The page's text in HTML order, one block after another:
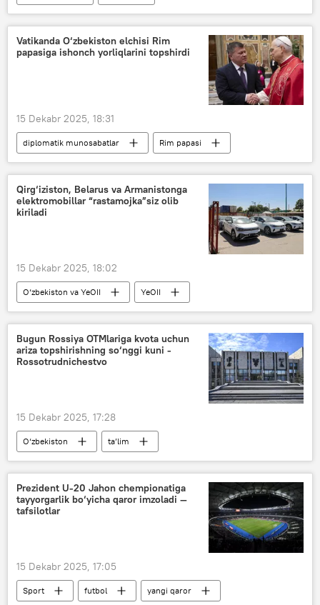
Milliy statistika qo‘mitasi
oliy ta’lim muassasalari
Multimedia
Vatikanda O‘zbekiston elchisi Rim
papasiga ishonch yorliqlarini topshirdi
15 Dekabr 2025, 18:31
diplomatik munosabatlar
Rim papasi
Siyosat
elchi Vatikan
Qirg‘iziston, Belarus va Armanistonga
elektromobillar “rastamojka”siz olib
kiriladi
15 Dekabr 2025, 18:02
O‘zbekiston va YeOII
YeOII
bojxona
bojxona boji
Elektr transporti
YeIK
gibrid avtomobillar
Iqtisod
Bugun Rossiya OTMlariga kvota uchun
ariza topshirishning so‘nggi kuni -
Rossotrudnichestvo
15 Dekabr 2025, 17:28
O‘zbekiston
ta’lim
oliy ta’lim muassasalari
Jamiyat
Rossotrudnichestvo
Prezident U-20 Jahon chempionatiga
tayyorgarlik bo‘yicha qaror imzoladi —
tafsilotlar
15 Dekabr 2025, 17:05
Sport futbol
yangi qaror